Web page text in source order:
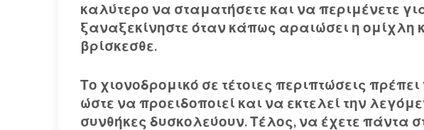
καλύτερο να σταματήσετε και να περιμένετε
ξαναξεκίνηστε όταν κάπως αραιώσει η ομίχλη
βρίσκεσθε.
Το χιονοδρομικό σε τέτοιες περιπτώσεις
ώστε να προειδοποιεί και να εκτελεί την
συνθήκες δυσκολεύουν. Τέλος, να έχετε πάντα